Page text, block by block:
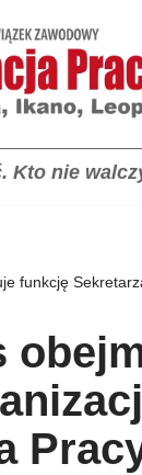
Kto nie
funkcję